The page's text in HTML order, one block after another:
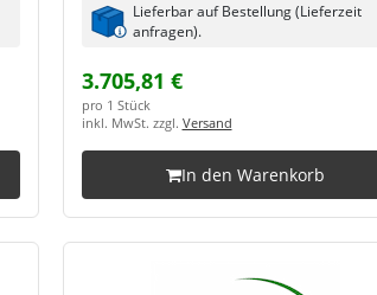
Lieferbar auf Bestellung (Lieferzeit
anfragen).
3.705,81 €
pro 1 Stück
inkl. MwSt. zzgl. Versand
In den Warenkorb